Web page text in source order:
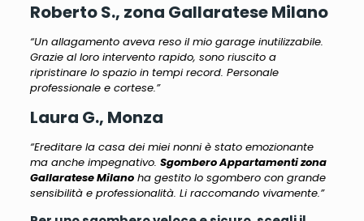
Roberto S., zona Gallaratese Milano
“Un allagamento aveva reso il mio garage inutilizzabile.
Grazie al loro intervento rapido, sono riuscito a
ripristinare lo spazio in tempi record. Personale
professionale e cortese.”
Laura G., Monza
“Ereditare la casa dei miei nonni è stato emozionante
ma anche impegnativo. Sgombero Appartamenti zona
Gallaratese Milanoha gestito lo sgombero con grande
sensibilità e professionalità. Li raccomando vivamente.”